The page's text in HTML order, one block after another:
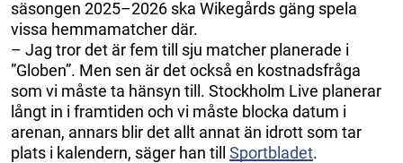
säsongen 2025–2026 ska Wikegårds gäng spela
vissa hemmamatcher där.
– Jag tror det är fem till sju matcher planerade i
”Globen”. Men sen är det också en kostnadsfråga
som vi måste ta hänsyn till. Stockholm Live planerar
långt in i framtiden och vi måste blocka datum i
arenan, annars blir det allt annat än idrott som tar
plats i kalendern, säger han till Sportbladet.